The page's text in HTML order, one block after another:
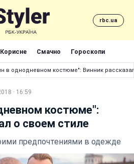
rbc.ua
Корисне Смачно Гороскопи
в однодневном костюме": Винник
· 16:59
костюме":
о своем стиле
предпочтениями в одежде